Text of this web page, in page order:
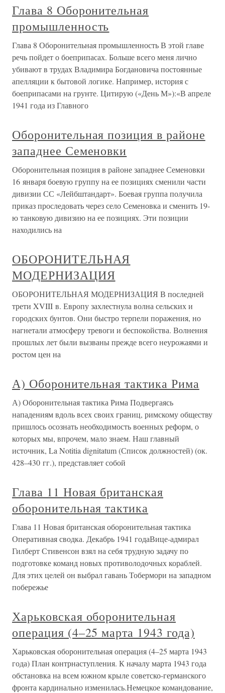
Глава 8 Оборонительная
промышленность
Глава 8 Оборонительная промышленность В этой главе
речь пойдет о боеприпасах. Больше всего меня лично
убивают в трудах Владимира Богдановича постоянные
апелляции к бытовой логике. Например, история с
боеприпасами на грунте. Цитирую («День М»):«В апреле
1941 года из Главного
Оборонительная позиция в районе
западнее Семеновки
Оборонительная позиция в районе западнее Семеновки
16 января боевую группу на ее позициях сменили части
дивизии СС «Лейбштандарт». Боевая группа получила
приказ проследовать через село Семеновка и сменить 19-
ю танковую дивизию на ее позициях. Эти позиции
находились на
ОБОРОНИТЕЛЬНАЯ
МОДЕРНИЗАЦИЯ
ОБОРОНИТЕЛЬНАЯ МОДЕРНИЗАЦИЯ В последней
трети XVIII в. Европу захлестнула волна сельских и
городских бунтов. Они быстро терпели поражения, но
нагнетали атмосферу тревоги и беспокойства. Волнения
прошлых лет были вызваны прежде всего неурожаями и
ростом цен на
А) Оборонительная тактика Рима
А) Оборонительная тактика Рима Подвергаясь
нападениям вдоль всех своих границ, римскому обществу
пришлось осознать необходимость военных реформ, о
которых мы, впрочем, мало знаем. Наш главный
источник, La Notitia dignitatum (Список должностей) (ок.
428–430 гг.), представляет собой
Глава 11 Новая британская
оборонительная тактика
Глава 11 Новая британская оборонительная тактика
Оперативная сводка. Декабрь 1941 годаВице-адмирал
Гилберт Стивенсон взял на себя трудную задачу по
подготовке команд новых противолодочных кораблей.
Для этих целей он выбрал гавань Тобермори на западном
побережье
Харьковская оборонительная
операция (4–25 марта 1943 года)
Харьковская оборонительная операция (4–25 марта 1943
года) План контрнаступления. К началу марта 1943 года
обстановка на всем южном крыле советско-германского
фронта кардинально изменилась.Немецкое командование,